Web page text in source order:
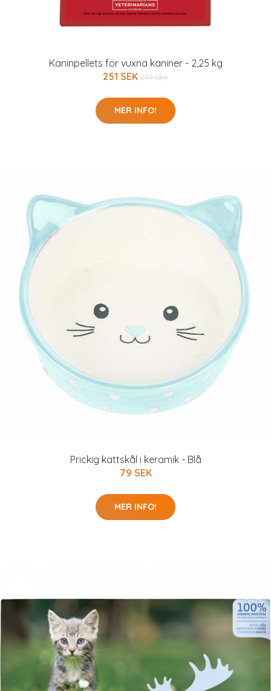
Kaninpellets för vuxna kaniner - 2,25 kg
251 SEK 279 SEK
MER INFO!
Prickig kattskål i keramik - Blå
79 SEK
MER INFO!